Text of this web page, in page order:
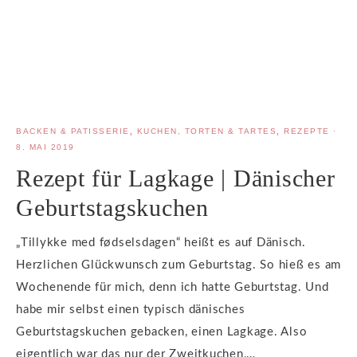
BACKEN & PATISSERIE, KUCHEN, TORTEN & TARTES, REZEPTE
·
8. MAI 2019
Rezept für Lagkage | Dänischer
Geburtstagskuchen
„Tillykke med fødselsdagen“ heißt es auf Dänisch.
Herzlichen Glückwunsch zum Geburtstag. So hieß es am
Wochenende für mich, denn ich hatte Geburtstag. Und
habe mir selbst einen typisch dänisches
Geburtstagskuchen gebacken, einen Lagkage. Also
eigentlich war das nur der Zweitkuchen,…